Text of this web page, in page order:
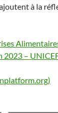
à la
2023 –